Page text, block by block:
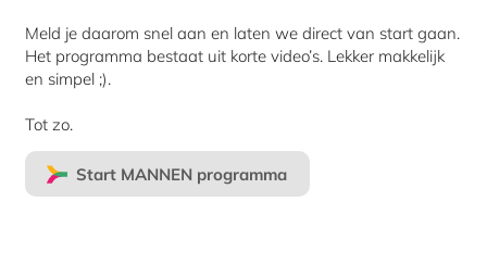
Meld je daarom snel aan en laten we direct van start gaan.
Het programma bestaat uit korte video’s. Lekker makkelijk
en simpel ;).
Tot zo.
Start MANNEN programma